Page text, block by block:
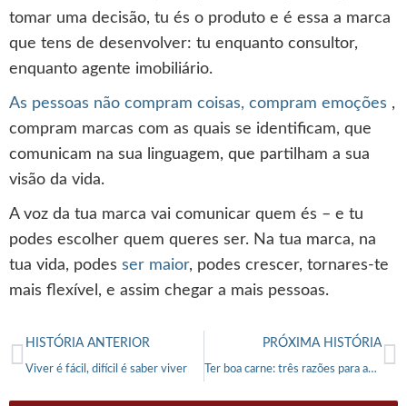
tomar uma decisão, tu és o produto e é essa a marca
que tens de desenvolver: tu enquanto consultor,
enquanto agente imobiliário.
As pessoas não compram coisas, compram emoções ,
compram marcas com as quais se identificam, que
comunicam na sua linguagem, que partilham a sua
visão da vida.
A voz da tua marca vai comunicar quem és – e tu
podes escolher quem queres ser. Na tua marca, na
tua vida, podes ser maior, podes crescer, tornares-te
mais flexível, e assim chegar a mais pessoas.
HISTÓRIA ANTERIOR
Viver é fácil, difícil é saber viver
PRÓXIMA HISTÓRIA
Ter boa carne: três razões para apostar na angariação